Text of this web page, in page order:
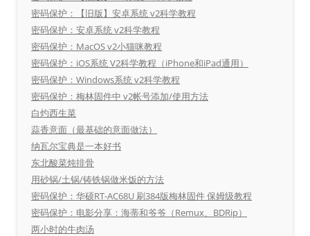
密码保护：【旧版】安卓系统 v2科学教程
密码保护：安卓系统 v2科学教程
密码保护：MacOS v2小猫咪教程
密码保护：iOS系统 V2科学教程（iPhone和iPad通用）
密码保护：Windows系统 v2科学教程
密码保护：梅林固件中 v2帐号添加/使用方法
白灼西生菜
蒜香意面（最基础的意面做法）
纳瓦尔宝典是一本好书
东北酸菜炖排骨
用砂锅/土锅/铸铁锅做米饭的方法
密码保护：华硕RT-AC68U 刷384版梅林固件 保姆级教程
密码保护：电影分享：海蒂和爷爷（Remux、BDRip）
两小时的牛肉汤